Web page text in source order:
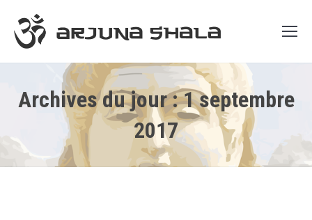
Archives du jour :1 septembre
2017